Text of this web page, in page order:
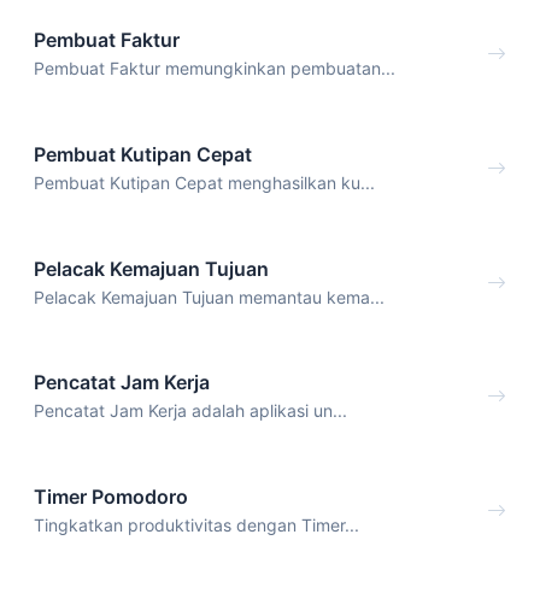
Pembuat Faktur
Pembuat Faktur memungkinkan pembuatan...
Pembuat Kutipan Cepat
Pembuat Kutipan Cepat menghasilkan ku...
Pelacak Kemajuan Tujuan
Pelacak Kemajuan Tujuan memantau kema...
Pencatat Jam Kerja
Pencatat Jam Kerja adalah aplikasi un...
Timer Pomodoro
Tingkatkan produktivitas dengan Timer...